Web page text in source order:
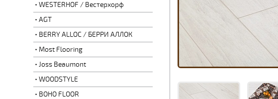
WESTERHOF / Вестерхорф
AGT
BERRY ALLOC / БЕРРИ АЛЛОК
Most Flooring
Joss Beaumont
WOODSTYLE
BOHO FLOOR